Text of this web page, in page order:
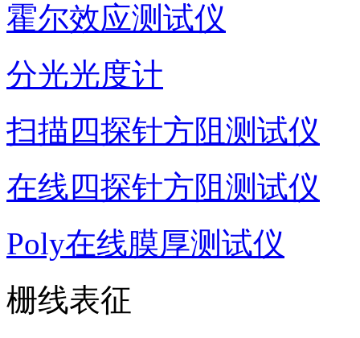
霍尔效应测试仪
分光光度计
扫描四探针方阻测试仪
在线四探针方阻测试仪
Poly在线膜厚测试仪
栅线表征